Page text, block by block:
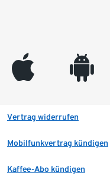
appleinc android
Vertrag widerrufen
Mobilfunkvertrag kündigen
Kaffee-Abo kündigen